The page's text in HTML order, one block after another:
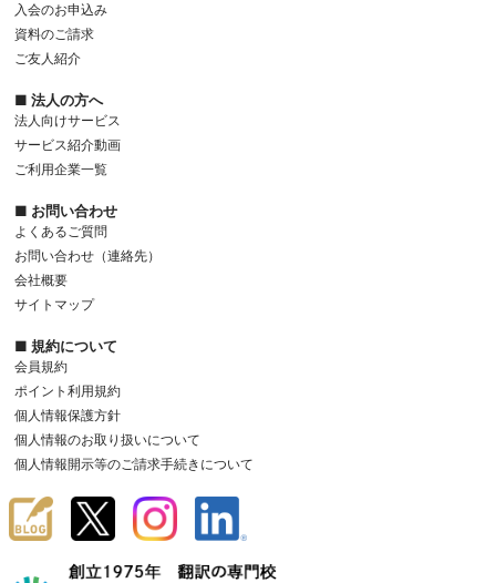
入会のお申込み
資料のご請求
ご友人紹介
■ 法人の方へ
法人向けサービス
サービス紹介動画
ご利用企業一覧
■ お問い合わせ
よくあるご質問
お問い合わせ（連絡先）
会社概要
サイトマップ
■ 規約について
会員規約
ポイント利用規約
個人情報保護方針
個人情報のお取り扱いについて
個人情報開示等のご請求手続きについて